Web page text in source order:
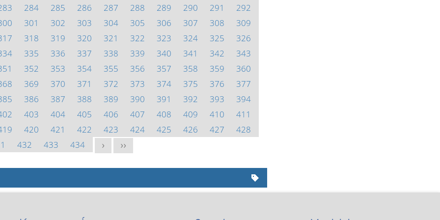
284 285 286 287 288 289 290 291
292
301 302 303 304 305 306 307 308
309
318 319 320 321 322 323 324 325
326
335 336 337 338 339 340 341 342
343
352 353 354 355 356 357 358 359
360
369 370 371 372 373 374 375 376
377
386 387 388 389 390 391 392 393
394
403 404 405 406 407 408 409 410
411
420 421 422 423 424 425 426 427
428
432 433 434 > >>